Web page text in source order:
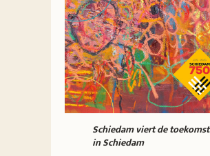
Schiedam viert de toekomst
in Schiedam